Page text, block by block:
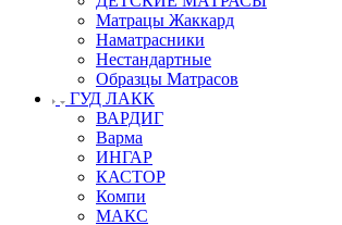
Матрацы Жаккард
Наматрасники
Нестандартные
Образцы Матрасов
ГУД ЛАКК
ВАРДИГ
Варма
ИНГАР
КАСТОР
Компи
МАКС